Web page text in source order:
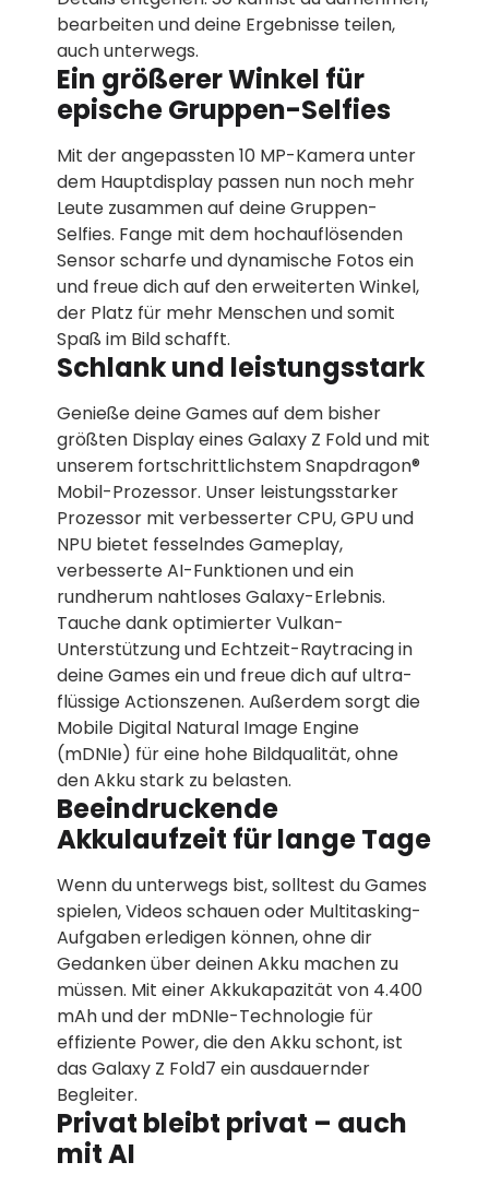
bearbeiten und deine Ergebnisse teilen,
auch unterwegs.
Ein größerer Winkel für
epische Gruppen-Selfies
Mit der angepassten 10 MP-Kamera unter
dem Hauptdisplay passen nun noch mehr
Leute zusammen auf deine Gruppen-
Selfies. Fange mit dem hochauflösenden
Sensor scharfe und dynamische Fotos ein
und freue dich auf den erweiterten Winkel,
der Platz für mehr Menschen und somit
Spaß im Bild schafft.
Schlank und leistungsstark
Genieße deine Games auf dem bisher
größten Display eines Galaxy Z Fold und mit
unserem fortschrittlichstem Snapdragon®
Mobil-Prozessor. Unser leistungsstarker
Prozessor mit verbesserter CPU, GPU und
NPU bietet fesselndes Gameplay,
verbesserte AI-Funktionen und ein
rundherum nahtloses Galaxy-Erlebnis.
Tauche dank optimierter Vulkan-
Unterstützung und Echtzeit-Raytracing in
deine Games ein und freue dich auf ultra-
flüssige Actionszenen. Außerdem sorgt die
Mobile Digital Natural Image Engine
(mDNIe) für eine hohe Bildqualität, ohne
den Akku stark zu belasten.
Beeindruckende
Akkulaufzeit für lange Tage
Wenn du unterwegs bist, solltest du Games
spielen, Videos schauen oder Multitasking-
Aufgaben erledigen können, ohne dir
Gedanken über deinen Akku machen zu
müssen. Mit einer Akkukapazität von 4.400
mAh und der mDNIe-Technologie für
effiziente Power, die den Akku schont, ist
das Galaxy Z Fold7 ein ausdauernder
Begleiter.
Privat bleibt privat – auch
mit AI